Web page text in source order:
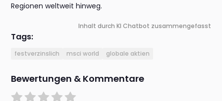
Regionen weltweit hinweg.
Inhalt durch KI Chatbot zusammengefasst
Tags:
festverzinslich msci world globale aktien
Bewertungen & Kommentare